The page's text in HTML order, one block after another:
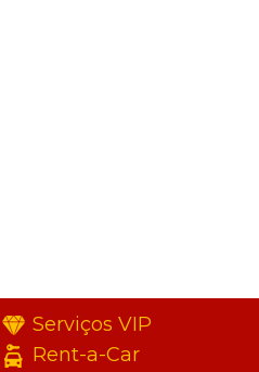
Serviços VIP
Rent-a-Car